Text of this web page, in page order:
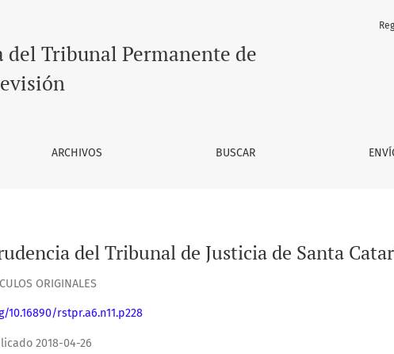
de Santa Catarina
del Tribunal Permanente de
ARCHIVOS BUSCAR
del Tribunal de Justicia de Santa
ORIGINALES
rstpr.a6.n11.p228
2018-04-26